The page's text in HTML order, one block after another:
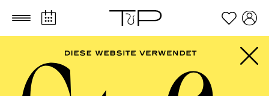
Zum Hauptinhalt springen Zum Footer springen
FILTER